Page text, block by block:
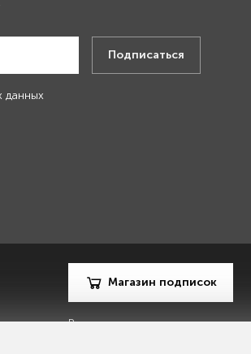
Подписаться
данных
Магазин подписок
Рекламодателям